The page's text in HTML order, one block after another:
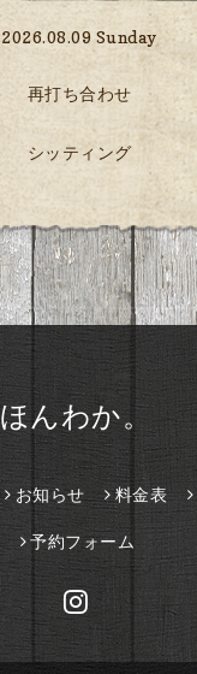
2026.08.09 Sunday
再打ち合わせ
シッティング
ほんわか。
お知らせ 料金表
予約フォーム